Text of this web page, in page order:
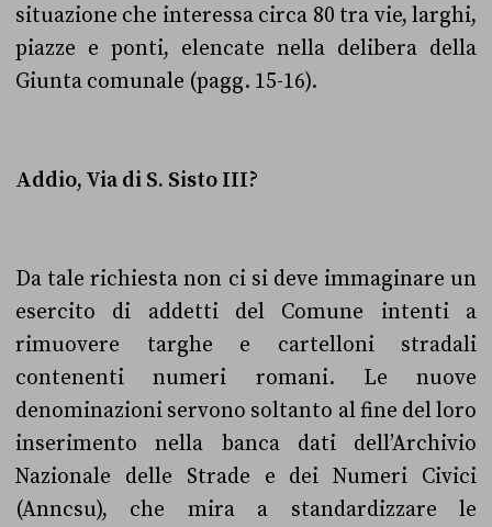
situazione che interessa circa 80 tra vie, larghi,
piazze e ponti, elencate nella delibera della
Giunta comunale (pagg. 15-16).
Addio, Via di S. Sisto III?
Da tale richiesta non ci si deve immaginare un
esercito di addetti del Comune intenti a
rimuovere targhe e cartelloni stradali
contenenti numeri romani. Le nuove
denominazioni servono soltanto al fine del loro
inserimento nella banca dati dell’Archivio
Nazionale delle Strade e dei Numeri Civici
(Anncsu), che mira a standardizzare le